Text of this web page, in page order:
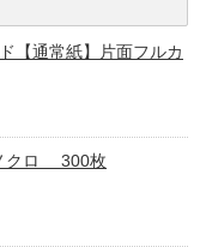
【通常紙】片面フルカ
クロ 300枚